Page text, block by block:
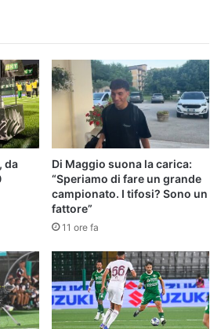
da
Di Maggio suona la carica:
“Speriamo di fare un grande
campionato. I tifosi? Sono un
fattore”
11 ore fa